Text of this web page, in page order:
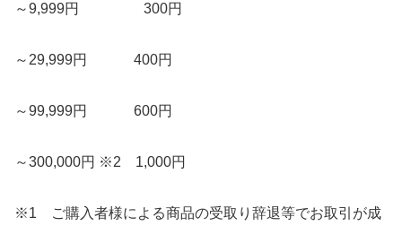
～9,999円 300円
～ 29,999円 400円
～99,999円 600円
～300,000円 ※2 1,000円
※1 ご購入者様による商品の受取り辞退等でお取引が成